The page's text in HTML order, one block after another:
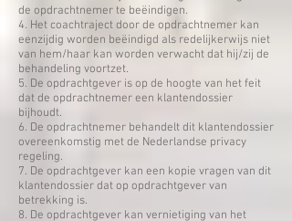
de opdrachtnemer te beëindigen.
4. Het coachtraject door de opdrachtnemer kan
eenzijdig worden beëindigd als redelijkerwijs niet
van hem/haar kan worden verwacht dat hij/zij de
behandeling voortzet.
5. De opdrachtgever is op de hoogte van het feit
dat de opdrachtnemer een klantendossier
bijhoudt.
6. De opdrachtnemer behandelt dit klantendossier
overeenkomstig met de Nederlandse privacy
regeling.
7. De opdrachtgever kan een kopie vragen van dit
klantendossier dat op opdrachtgever van
betrekking is.
8. De opdrachtgever kan vernietiging van het